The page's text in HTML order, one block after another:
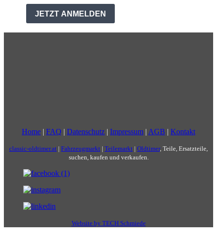
Home | FAQ | Datenschutz | Impressum | AGB | Kontakt
classic-oldtimer.at | Fahrzeugmarkt | Teilemarkt | Oldtimer, Teile, Ersatzteile,
suchen, kaufen und verkaufen.
Website by TECH Schmiede